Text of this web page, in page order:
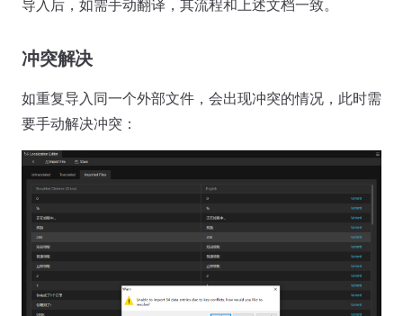
导入后，如需手动翻译，其流程和上述文档一致。
冲突解决
如重复导入同一个外部文件，会出现冲突的情况，此时需
要手动解决冲突：